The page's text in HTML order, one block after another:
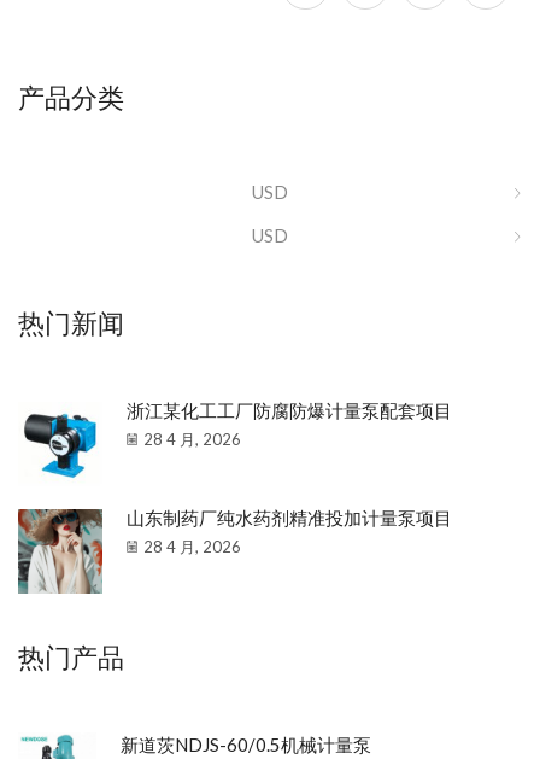
产品分类
USD
USD
热门新闻
浙江某化工工厂防腐防爆计量泵配套项目
28 4 月, 2026
山东制药厂纯水药剂精准投加计量泵项目
28 4 月, 2026
热门产品
新道茨NDJS-60/0.5机械计量泵